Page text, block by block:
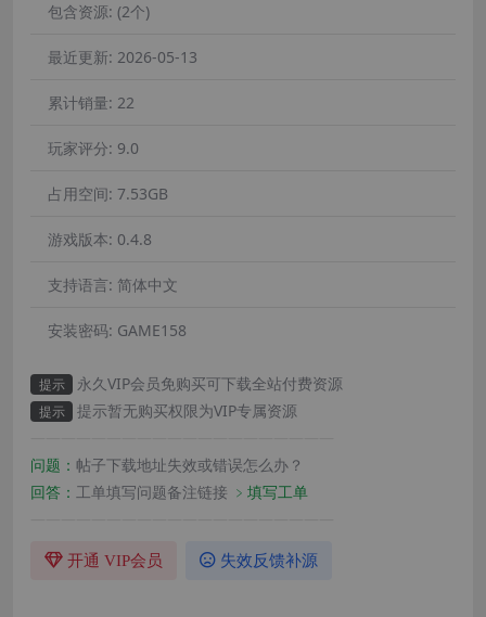
包含资源: (2个)
最近更新: 2026-05-13
累计销量: 22
玩家评分: 9.0
占用空间: 7.53GB
游戏版本: 0.4.8
支持语言: 简体中文
安装密码: GAME158
提示 永久VIP会员免购买可下载全站付费资源
提示
提示暂无购买权限为VIP专属资源
问题： 帖子下载地址失效或错误怎么办？
回答： 工单填写问题备注链接 ﹥填写工单
开通 VIP会员 失效反馈补源